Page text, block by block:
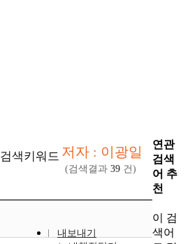
검색키워드 저자 : 이광일
(검색결과 39 건)
내보내기
연관
검색
어 추
천
이 검
색어